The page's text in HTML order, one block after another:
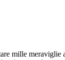
mille meraviglie